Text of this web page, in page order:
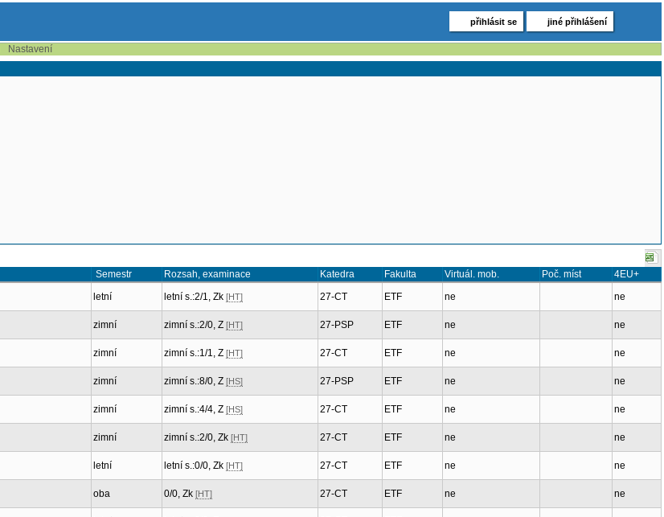
přihlásit se jiné přihlášení
Nastavení
Semestr Rozsah, examinace Katedra Fakulta Virtuál. mob. Poč. míst
4EU+
letní letní s.:2/1, Zk [HT] 27-CT ETF ne ne
zimní zimní s.:2/0, Z [HT] 27-PSP ETF ne ne
zimní zimní s.:1/1, Z [HT] 27-CT ETF ne ne
zimní zimní s.:8/0, Z [HS] 27-PSP ETF ne ne
zimní zimní s.:4/4, Z [HS] 27-CT ETF ne ne
zimní zimní s.:2/0, Zk [HT] 27-CT ETF ne ne
letní letní s.:0/0, Zk [HT] 27-CT ETF ne ne
oba 0/0, Zk [HT] 27-CT ETF ne ne